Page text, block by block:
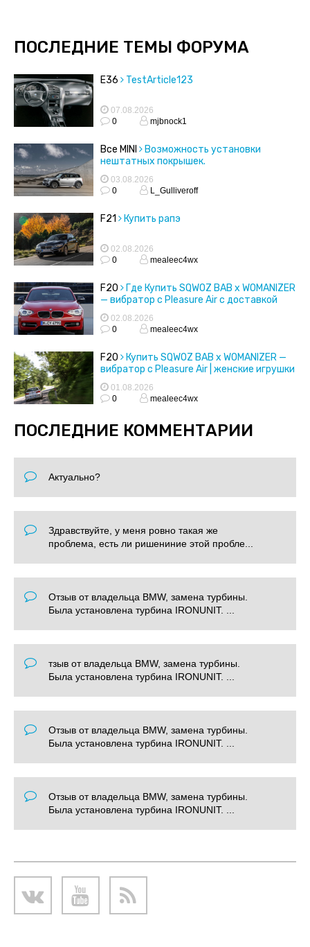
ПОСЛЕДНИЕ ТЕМЫ ФОРУМА
E36 TestArticle123
07.08.2026
0
mjbnock1
Все MINI
Возможность установки
нештатных покрышек.
03.08.2026
0
L_Gulliveroff
F21 Купить рапэ
02.08.2026
0
mealeec4wx
F20
Где Купить SQWOZ BAB x WOMANIZER
— вибратор с Pleasure Air с доставкой
02.08.2026
0
mealeec4wx
F20
Купить SQWOZ BAB x WOMANIZER —
вибратор с Pleasure Air | женские игрушки
01.08.2026
0
mealeec4wx
ПОСЛЕДНИЕ КОММЕНТАРИИ
Актуально?
Здравствуйте, у меня ровно такая же
проблема, есть ли ришениние этой пробле...
Отзыв от владельца BMW, замена турбины.
Была установлена турбина IRONUNIT. ...
тзыв от владельца BMW, замена турбины.
Была установлена турбина IRONUNIT. ...
Отзыв от владельца BMW, замена турбины.
Была установлена турбина IRONUNIT. ...
Отзыв от владельца BMW, замена турбины.
Была установлена турбина IRONUNIT. ...